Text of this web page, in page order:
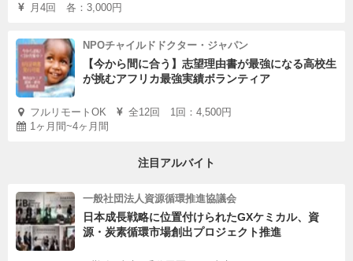
月4回 各：3,000円
NPOチャイルドドクター・ジャパン
【今から間に合う】志望理由書が最強になる高校生
が挑むアフリカ最強実績ボランティア
フルリモートOK
全12回 1回：4,500円
1ヶ月間~4ヶ月間
注目アルバイト
一般社団法人資源循環推進協議会
日本成長戦略に位置付けられたGXケミカル、資
源・炭素循環市場創出プロジェクト推進